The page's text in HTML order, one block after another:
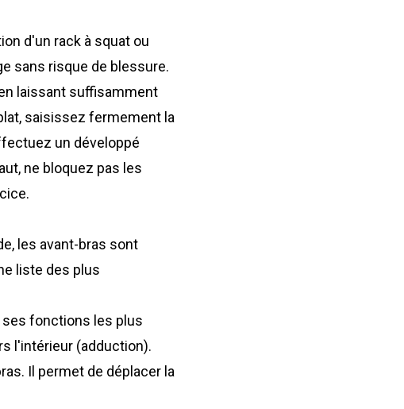
d'un rack à squat ou
sans risque de blessure.
laissant suffisamment
saisissez fermement la
un développé
ne bloquez pas les
les avant-bras sont
liste des plus
ses fonctions les plus
l'intérieur (adduction).
Il permet de déplacer la